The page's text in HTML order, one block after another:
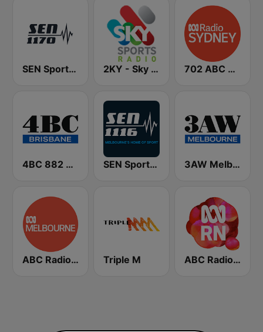
SEN Sports 1170 Sydney 2KY - Sky Sports Radio 702 ABC Sydney
4BC 882 Brisbane SEN Sports 1116 AM 3AW Melbourne
ABC Radio Melbourne Triple M ABC Radio National